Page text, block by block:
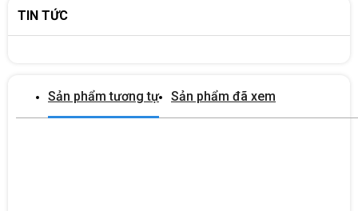
TIN TỨC
Sản phẩm tương tự Sản phẩm đã xem